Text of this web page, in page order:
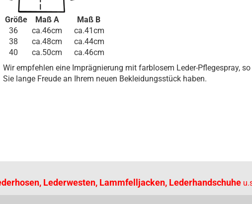
Größe Maß A Maß B
36 ca.46cm ca.41cm
38 ca.48cm ca.44cm
40 ca.50cm ca.46cm
Wir empfehlen eine Imprägnierung mit farblosem Leder-Pflegespray, so
Sie lange Freude an Ihrem neuen Bekleidungsstück haben.
Lederwesten, Lammfelljacken, Lederhandschuhe